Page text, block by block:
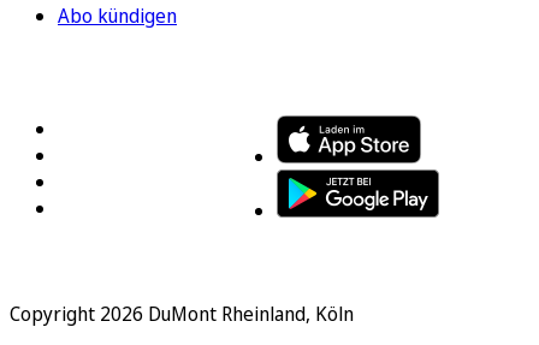
Abo kündigen
Copyright 2026 DuMont Rheinland, Köln